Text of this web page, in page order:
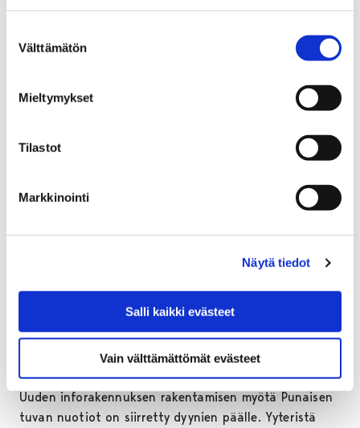
valinta
Välttämätön
Mieltymykset
Tilastot
Markkinointi
Näytä tiedot
Salli kaikki evästeet
Vain välttämättömät evästeet
– Nykyisen lankutuksen päälle rakennetaan uusi,
päihin varataan kaksi liikuntaesteisille varattua
Suojanen Porin kaupungilta.
keskeneräisellä työalueella. Työn alla olevat
kautta. Koirien kanssa ulkoilevien on muistettava, että
Vaihtoehtoisesti syysulkoilusta Yyterissä voi nauttia
rannan toisessa päässä Punaisen tuvan alueella.
Uuden inforakennuksen rakentamisen myötä Punaisen
tuvan nuotiot on siirretty dyynien päälle. Yyteristä